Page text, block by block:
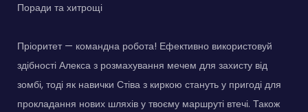
Поради та хитрощі
Пріоритет — командна робота! Ефективно використовуй
здібності Алекса з розмахування мечем для захисту від
зомбі, тоді як навички Стіва з киркою стануть у пригоді для
прокладання нових шляхів у твоєму маршруті втечі. Також